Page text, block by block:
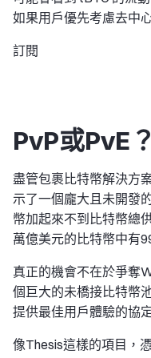
如果用戶優先考慮去中
訂閱
PvP或PvE？
盡管包裹比特幣解決方
示了一個龐大且未開發
幣加起來不到比特幣總
萬億美元的比特幣中有
真正的機會不在於爭奪
個巨大的未橋接比特幣
提供最佳用戶體驗的協
像Thesis這樣的項目，